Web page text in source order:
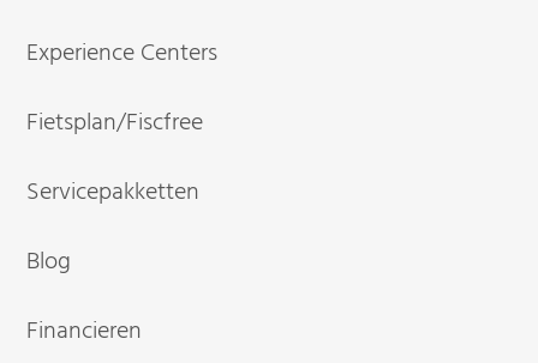
Experience Centers
Fietsplan/Fiscfree
Servicepakketten
Blog
Financieren